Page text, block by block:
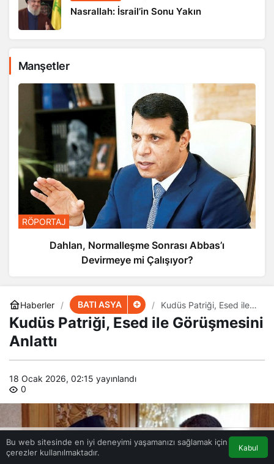
Nasrallah: İsrail’in Sonu Yakın
Manşetler
RÖPORTAJ
Dahlan, Normalleşme Sonrası Abbas’ı
Devirmeye mi Çalışıyor?
Haberler BATI ASYA
Kudüs Patriği, Esed ile
Görüşmesini Anlattı
Kudüs Patriği, Esed ile Görüşmesini
Anlattı
18 Ocak 2026, 02:15 yayınlandı
0
Bu web sitesinde en iyi deneyimi yaşamanızı sağlamak için
çerezler kullanılmaktadır.
Kabul
Anasayfa Akış Trafik